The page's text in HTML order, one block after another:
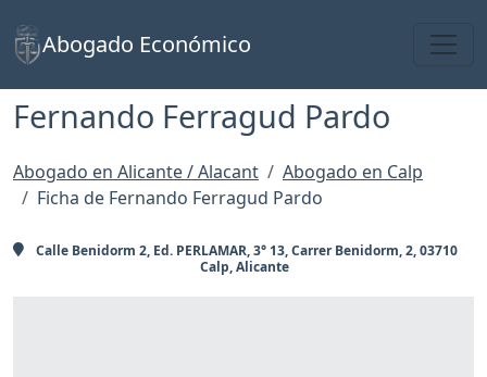
Abogado Económico
Fernando Ferragud Pardo
Abogado en Alicante / Alacant
Abogado en Calp
Ficha de Fernando Ferragud Pardo
Calle Benidorm 2, Ed. PERLAMAR, 3° 13, Carrer Benidorm, 2, 03710
Calp, Alicante